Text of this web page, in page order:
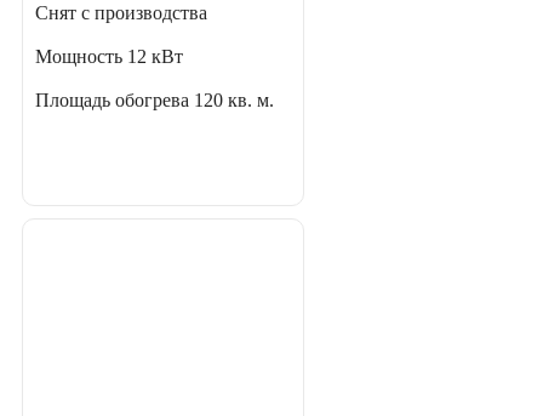
Снят с производства
Мощность 12 кВт
Площадь обогрева 120 кв. м.